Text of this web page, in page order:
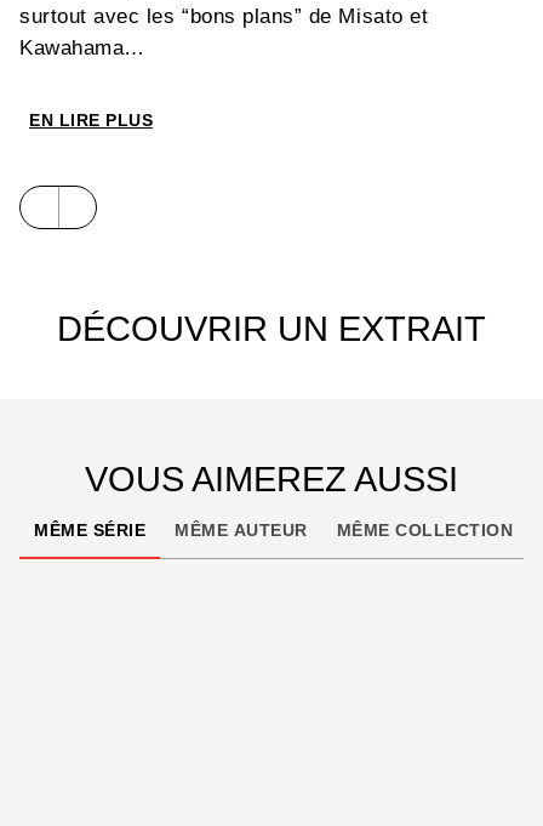
surtout avec les “bons plans” de Misato et
Kawahama…
EN LIRE PLUS
DÉCOUVRIR UN EXTRAIT
VOUS AIMEREZ AUSSI
MÊME SÉRIE MÊME AUTEUR MÊME COLLECTION